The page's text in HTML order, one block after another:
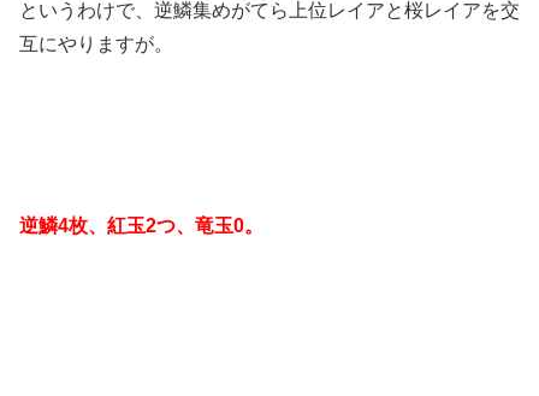
というわけで、逆鱗集めがてら上位レイアと桜レイアを交
互にやりますが。
逆鱗4枚、紅玉2つ、竜玉0。